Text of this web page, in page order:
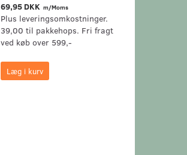
69,95 DKK m/Moms
Plus leveringsomkostninger.
39,00 til pakkehops. Fri fragt
ved køb over 599,-
Læg i kurv